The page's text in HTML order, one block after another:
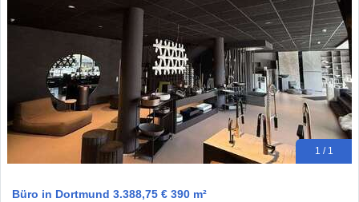
1 / 1
Büro in Dortmund 3.388,75 € 390 m²